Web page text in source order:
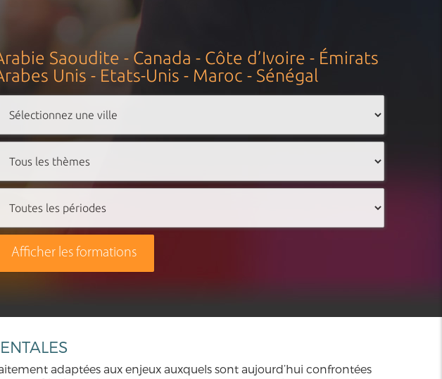
Saoudite - Canada - Côte d’Ivoire - Émirats
Unis - Etats-Unis - Maroc - Sénégal
Afficher les formations
adaptées aux enjeux auxquels sont aujourd’hui confrontées